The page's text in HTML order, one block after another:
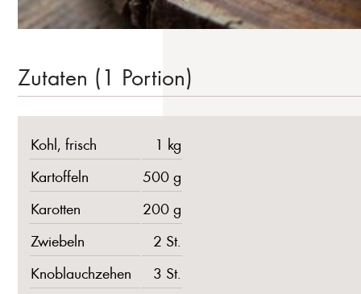
Zutaten (1 Portion)
Kohl, frisch
1 kg
Kartoffeln
500 g
Karotten
200 g
Zwiebeln
2 St.
Knoblauchzehen
3 St.